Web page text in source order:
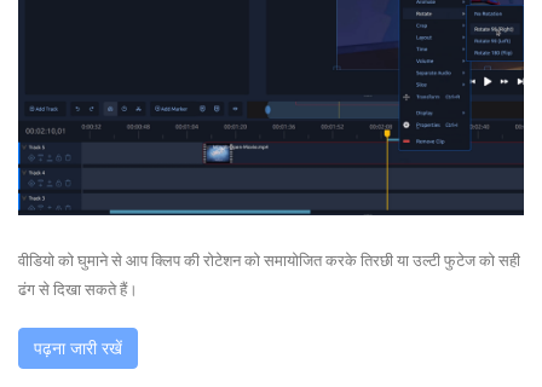
वीडियो को घुमाने से आप क्लिप की रोटेशन को समायोजित करके तिरछी या उल्टी फुटेज को सही
ढंग से दिखा सकते हैं।
पढ़ना जारी रखें